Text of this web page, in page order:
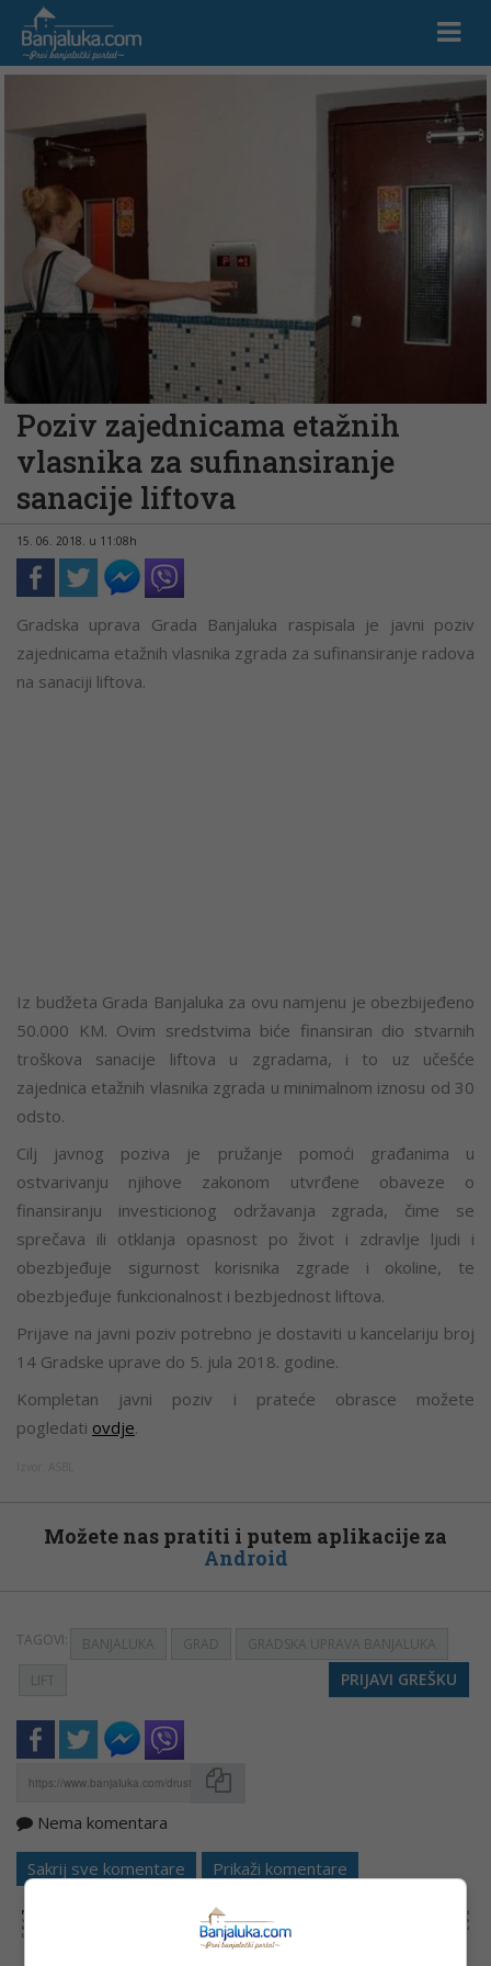
Poziv zajednicama etažnih
vlasnika za sufinansiranje
sanacije liftova
15. 06. 2018. u 11:08h
Gradska uprava Grada Banjaluka raspisala je javni poziv
zajednicama etažnih vlasnika zgrada za sufinansiranje radova
na sanaciji liftova.
Iz budžeta Grada Banjaluka za ovu namjenu je obezbijeđeno
50.000 KM. Ovim sredstvima biće finansiran dio stvarnih
troškova sanacije liftova u zgradama, i to uz učešće
zajednica etažnih vlasnika zgrada u minimalnom iznosu od 30
odsto.
Cilj javnog poziva je pružanje pomoći građanima u
ostvarivanju njihove zakonom utvrđene obaveze o
finansiranju investicionog održavanja zgrada, čime se
sprečava ili otklanja opasnost po život i zdravlje ljudi i
obezbjeđuje sigurnost korisnika zgrade i okoline, te
obezbjeđuje funkcionalnost i bezbjednost liftova.
Prijave na javni poziv potrebno je dostaviti u kancelariju broj
14 Gradske uprave do 5. jula 2018. godine.
Kompletan javni poziv i prateće obrasce možete
pogledati ovdje.
Možete nas pratiti i putem aplikacije za
Android
TAGOVI: BANJALUKA GRAD
GRADSKA UPRAVA BANJALUKA
LIFT
PRIJAVI GREŠKU
Nema komentara
Sakrij sve komentare Prikaži komentare
NAPOMENA:
Komentari odražavaju stavove njihovih autora, a ne nužno i stavove internet portala Banjaluka.com. Molimo korisnike da se suzdrže od
vrijeđanja, psovanja i vulgarnog izražavanja. Portal Banjaluka.com zadržava pravo da obriše komentar bez najave i objašnjenja. Zbog velikog broja
komentara Banjaluka.com nije dužan obrisati sve komentare koji krše pravila. Kao čitalac takođe prihvatate mogućnost da među komentarima mogu
biti pronađeni sadržaji koji mogu biti u suprotnosti sa vašim vjerskim, moralnim i drugim načelima i uvjerenjima.